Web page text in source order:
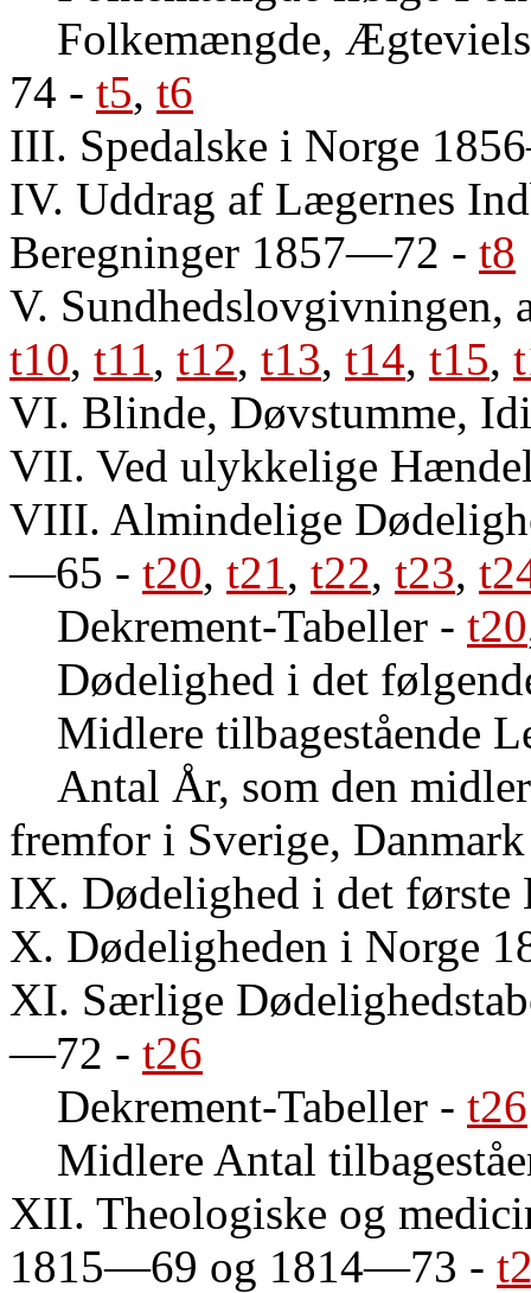
Folkemængde,
74 - t5, t6
III. Spedalske i Norge
IV. Uddrag af Lægernes
Beregninger 1857—72 - t8
V.
t10, t11, t12, t13, t14, t15,
VI. Blinde, Døvstumme,
VII. Ved ulykkelige
VIII. Almindelige
—65 - t20, t21, t22, t23,
Dekrement-Tabeller - t20
Dødelighed i det
Midlere tilbagestående
Antal År, som den
fremfor i Sverige,
IX. Dødelighed i det
X. Dødeligheden i Norge
XI. Særlige
—72 - t26
Dekrement-Tabeller - t26
Midlere Antal
XII. Theologiske og
1815—69 og 1814—73 -